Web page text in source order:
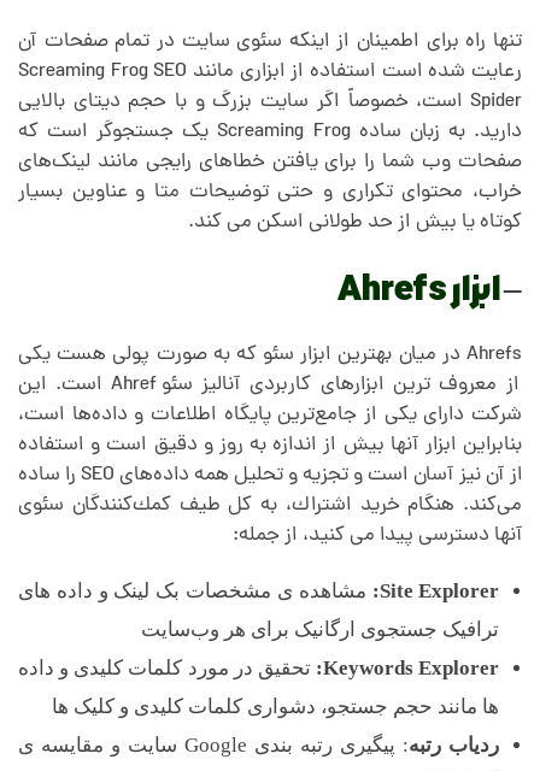
تنها راه برای اطمینان از اینکه سئوی سایت در تمام صفحات آن
رعایت شده است استفاده از ابزاری مانند Screaming Frog SEO
Spider است، خصوصاً اگر سایت بزرگ و با حجم دیتای بالایی
دارید. به زبان ساده Screaming Frog یک جستجوگر است که
صفحات وب شما را برای یافتن خطاهای رایجی مانند لینک‌های
خراب، محتوای تکراری و حتی توضیحات متا و عناوین بسیار
کوتاه یا بیش از حد طولانی اسکن می کند.
–ابزار Ahrefs
Ahrefs در میان بهترین ابزار سئو که به صورت پولی هست یکی
از معروف ترین ابزارهای کاربردی آنالیز سئو Ahref است. این
شرکت دارای یکی از جامع‌ترین پایگاه اطلاعات و داده‌ها است،
بنابراین ابزار آنها بیش از اندازه به روز و دقیق است و استفاده
از آن نیز آسان است و تجزیه و تحلیل همه داده‌های SEO را ساده
می‌کند. هنگام خرید اشتراك، به كل طیف كمك‌كنندگان سئوی
آنها دسترسی پیدا می كنید، از جمله:
Site Explorer:
مشاهده ی مشخصات بک لینک و داده های
ترافیک جستجوی ارگانیک برای هر وب‌سایت
Keywords Explorer: تحقیق در مورد کلمات کلیدی و داده
ها مانند حجم جستجو، دشواری کلمات کلیدی و کلیک ها
ردیاب رتبه
: پیگیری رتبه بندی Google سایت و مقایسه‌ ی